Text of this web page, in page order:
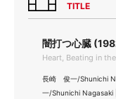
TITLE
闇打つ心臓
Heart, Beating in
長崎 俊一/Shunichi
一/Shunichi Nagasaki